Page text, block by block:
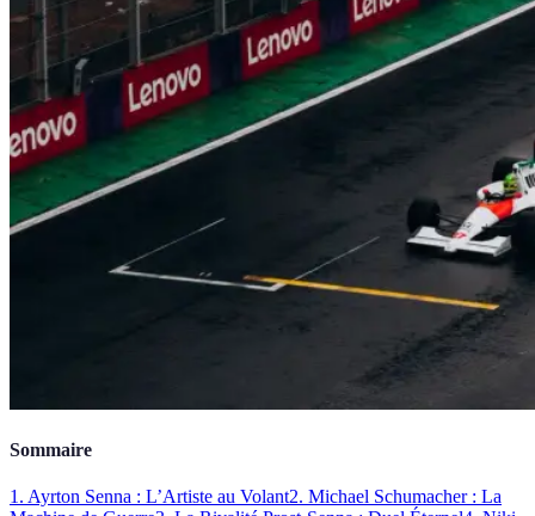
Sommaire
1. Ayrton Senna : L’Artiste au Volant2. Michael Schumacher : La